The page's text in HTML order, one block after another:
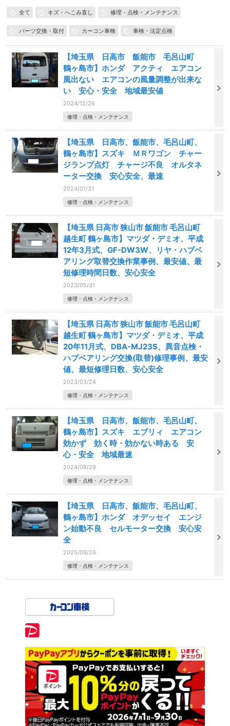
全て キズ・へこみ直し 修理・点検・メンテナンス
パーツ交換・取付 カーコン車検 車検・法定点検
【埼玉県 日高市 飯能市 毛呂山町
鶴ヶ島市】ホンダ アクティ エアコン
風出ない エアコンの風量調整が出来な
い 安心・安全 地域最安値
2024/12/26
修理・点検・メンテナンス
【埼玉県 日高市、飯能市、毛呂山町、
鶴ヶ島市】スズキ ＭＲワゴン チャー
ジランプ点灯 チャージ不良 オルタネ
ーター交換 安心安全、最速
2024/01/31
修理・点検・メンテナンス
【埼玉県 日高市 狭山市 飯能市 毛呂山町
越生町 鶴ヶ島市】マツダ・デミオ、平成
12年3月式、GF-DW3W、リヤ・ハブベ
アリング取替交換作業事例、最安値、最
短修理時間日数、安心安全
2023/05/31
修理・点検・メンテナンス
【埼玉県 日高市 狭山市 飯能市 毛呂山町
越生町 鶴ヶ島市】マツダ・デミオ、平成
20年11月式、DBA-MJ23S、異音点検・
ハブベアリング交換(取替)修理事例、最安
値、最短修理日数、安心安全
2023/03/24
修理・点検・メンテナンス
【埼玉県 日高市、飯能市、毛呂山町、
鶴ヶ島市】スズキ エブリィ エアコン
効かず 効く時・効かない時ある 安
心・安全 地域最速
2024/08/29
修理・点検・メンテナンス
【埼玉県 日高市、飯能市、毛呂山町、
鶴ヶ島市】ホンダ オデッセイ エンジ
ン始動不良 セルモーター交換 安心安
全
2025/09/26
修理・点検・メンテナンス